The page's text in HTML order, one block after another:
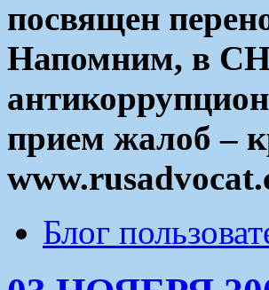
посвящен
Напомним, в
прием жалоб –
Блог